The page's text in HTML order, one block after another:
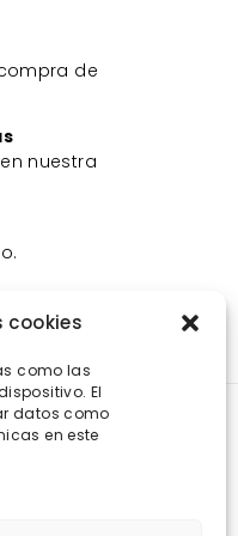
cookies
como las
El
datos como
en este
de
nuestra